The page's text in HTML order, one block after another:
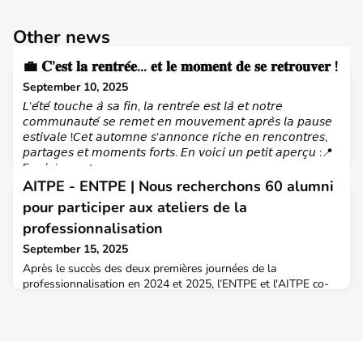
Other news
💼 𝐂’𝐞𝐬𝐭 𝐥𝐚 𝐫𝐞𝐧𝐭𝐫𝐞́𝐞... 𝐞𝐭 𝐥𝐞 𝐦𝐨𝐦𝐞𝐧𝐭 𝐝𝐞 𝐬𝐞 𝐫𝐞𝐭𝐫𝐨𝐮𝐯𝐞𝐫 !
September 10, 2025
𝘓’𝘦́𝘵𝘦́ 𝘵𝘰𝘶𝘤𝘩𝘦 𝘢̀ 𝘴𝘢 𝘧𝘪𝘯, 𝘭𝘢 𝘳𝘦𝘯𝘵𝘳𝘦́𝘦 𝘦𝘴𝘵 𝘭𝘢̀ 𝘦𝘵 𝘯𝘰𝘵𝘳𝘦
𝘤𝘰𝘮𝘮𝘶𝘯𝘢𝘶𝘵𝘦́ 𝘴𝘦 𝘳𝘦𝘮𝘦𝘵 𝘦𝘯 𝘮𝘰𝘶𝘷𝘦𝘮𝘦𝘯𝘵 𝘢𝘱𝘳𝘦̀𝘴 𝘭𝘢 𝘱𝘢𝘶𝘴𝘦
𝘦𝘴𝘵𝘪𝘷𝘢𝘭𝘦 !𝘊𝘦𝘵 𝘢𝘶𝘵𝘰𝘮𝘯𝘦 𝘴’𝘢𝘯𝘯𝘰𝘯𝘤𝘦 𝘳𝘪𝘤𝘩𝘦 𝘦𝘯 𝘳𝘦𝘯𝘤𝘰𝘯𝘵𝘳𝘦𝘴,
𝘱𝘢𝘳𝘵𝘢𝘨𝘦𝘴 𝘦𝘵 𝘮𝘰𝘮𝘦𝘯𝘵𝘴 𝘧𝘰𝘳𝘵𝘴. 𝘌𝘯 𝘷𝘰𝘪𝘤𝘪 𝘶𝘯 𝘱𝘦𝘵𝘪𝘵 𝘢𝘱𝘦𝘳𝘤̧𝘶 :📍
En région : retrouvons-
AITPE - ENTPE | Nous recherchons 60 alumni
pour participer aux ateliers de la
professionnalisation
September 15, 2025
Après le succès des deux premières journées de la
professionnalisation en 2024 et 2025, l’ENTPE et l'AITPE co-